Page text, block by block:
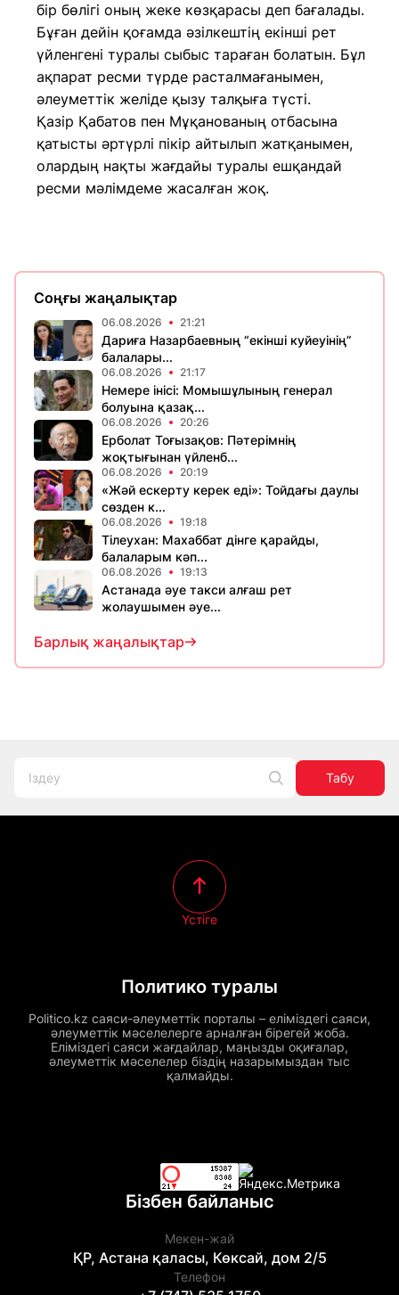
бір бөлігі оның жеке көзқарасы деп бағалады.
Бұған дейін қоғамда әзілкештің екінші рет
үйленгені туралы сыбыс тараған болатын. Бұл
ақпарат ресми түрде расталмағанымен,
әлеуметтік желіде қызу талқыға түсті.
Қазір Қабатов пен Мұқанованың отбасына
қатысты әртүрлі пікір айтылып жатқанымен,
олардың нақты жағдайы туралы ешқандай
ресми мәлімдеме жасалған жоқ.
Соңғы жаңалықтар
06.08.2026 21:21
Дариға Назарбаевның “екінші куйеуінің”
балалары...
06.08.2026 21:17
Немере інісі: Момышұлының генерал
болуына қазақ...
06.08.2026 20:26
Ерболат Тоғызақов: Пәтерімнің
жоқтығынан үйленб...
06.08.2026 20:19
«Жәй ескерту керек еді»: Тойдағы даулы
сөзден к...
06.08.2026 19:18
Тілеухан: Махаббат дінге қарайды,
балаларым кәп...
06.08.2026 19:13
Астанада әуе такси алғаш рет
жолаушымен әуе...
Барлық жаңалықтар
Табу
Политико туралы
Politico.kz саяси-әлеуметтік порталы – еліміздегі саяси,
әлеуметтік мәселелерге арналған бірегей жоба.
Еліміздегі саяси жағдайлар, маңызды оқиғалар,
әлеуметтік мәселелер біздің назарымыздан тыс
қалмайды.
Үстіге
Бізбен байланыс
Мекен-жай
ҚР, Астана қаласы, Көксай, дом 2/5
Телефон